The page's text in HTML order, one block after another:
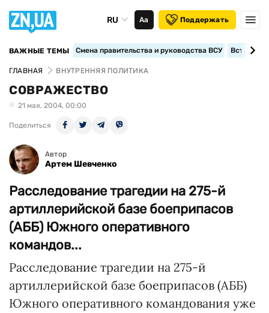
RU Аа Поддержать
ВАЖНЫЕ ТЕМЫ Смена правительства и руководства ВСУ
ГЛАВНАЯ ВНУТРЕННЯЯ ПОЛИТИКА
СОВРАЖЕСТВО
21 мая, 2004, 00:00
Поделиться
Автор
Артем Шевченко
Расследование трагедии на 275-й
артиллерийской базе боеприпасов
(АББ) Южного оперативного
командов...
Расследование трагедии на 275-й
артиллерийской базе боеприпасов (АББ)
Южного оперативного командования уже